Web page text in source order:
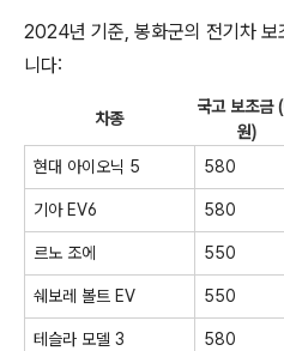
2024년 기준, 봉화군의 전기차 보
니다:
차종
국고 보조금
원)
현대 아이오닉 5
580
기아 EV6 580
르노 조에 550
쉐보레 볼트 EV 550
테슬라 모델 3 580